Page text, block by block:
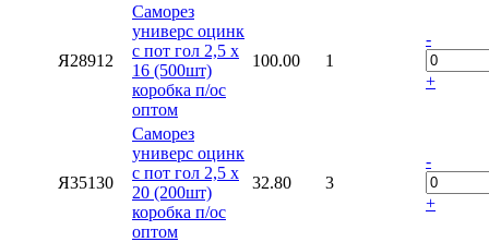
Я28912
Саморез
универс оцинк
с пот гол 2,5 х
16 (500шт)
коробка п/ос
оптом
100.00 1
-
+
Я35130
Саморез
универс оцинк
с пот гол 2,5 х
20 (200шт)
коробка п/ос
оптом
32.80 3
-
+